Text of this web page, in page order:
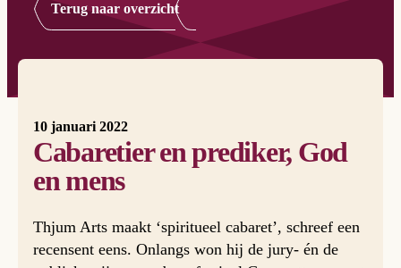
Terug naar overzicht
10 januari 2022
Cabaretier en prediker, God
en mens
Thjum Arts maakt ‘spiritueel cabaret’, schreef een
recensent eens. Onlangs won hij de jury- én de